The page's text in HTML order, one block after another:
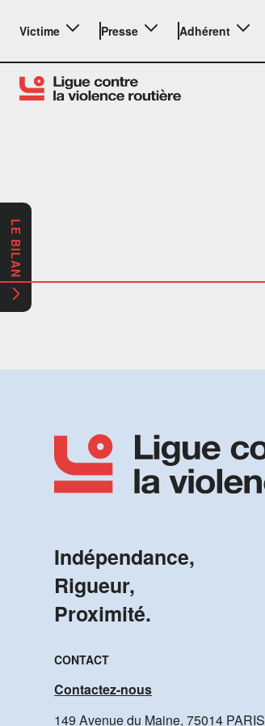
Victime Presse Adhérent
Indépendance,
Rigueur,
Proximité.
CONTACT
Contactez-nous
149 Avenue du Maine, 75014 PARIS
LE BILAN